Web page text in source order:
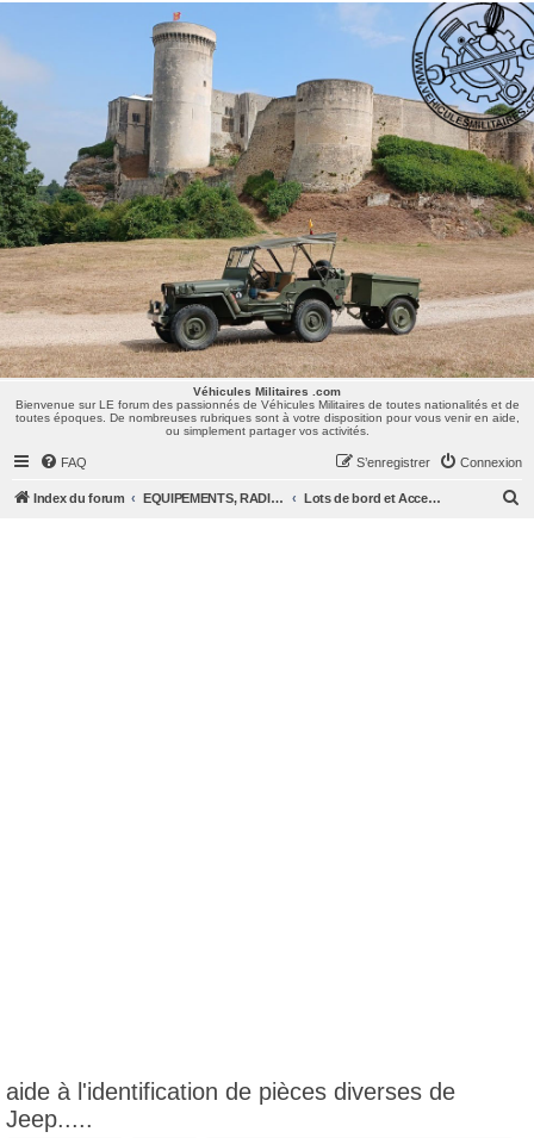
Véhicules Militaires .com
Bienvenue sur LE forum des passionnés de Véhicules Militaires de toutes nationalités et de
toutes époques. De nombreuses rubriques sont à votre disposition pour vous venir en aide,
ou simplement partager vos activités.
Véhicules Militaires .com
Bienvenue sur LE forum des passionnés de Véhicules Militaires de toutes nationalités et de
toutes époques. De nombreuses rubriques sont à votre disposition pour vous venir en aide,
ou simplement partager vos activités.
FAQ Connexion
S’enregistrer
Index du forum EQUIPEMENTS, RADIOS & UNIFORMES Lots de bord et Accessoires
aide à l'identification de pièces diverses de
Jeep.....